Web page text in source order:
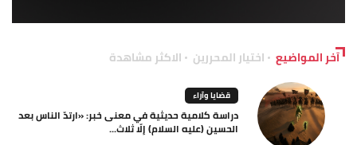
آخر المواضيع اختيار المحررين الاكثر مشاهدة
قضايا وآراء
دراسة كلامية حديثية في معنى خبر: «ارتدّ الناس بعد
الحسين (عليه السلام) إلّا ثلاث...